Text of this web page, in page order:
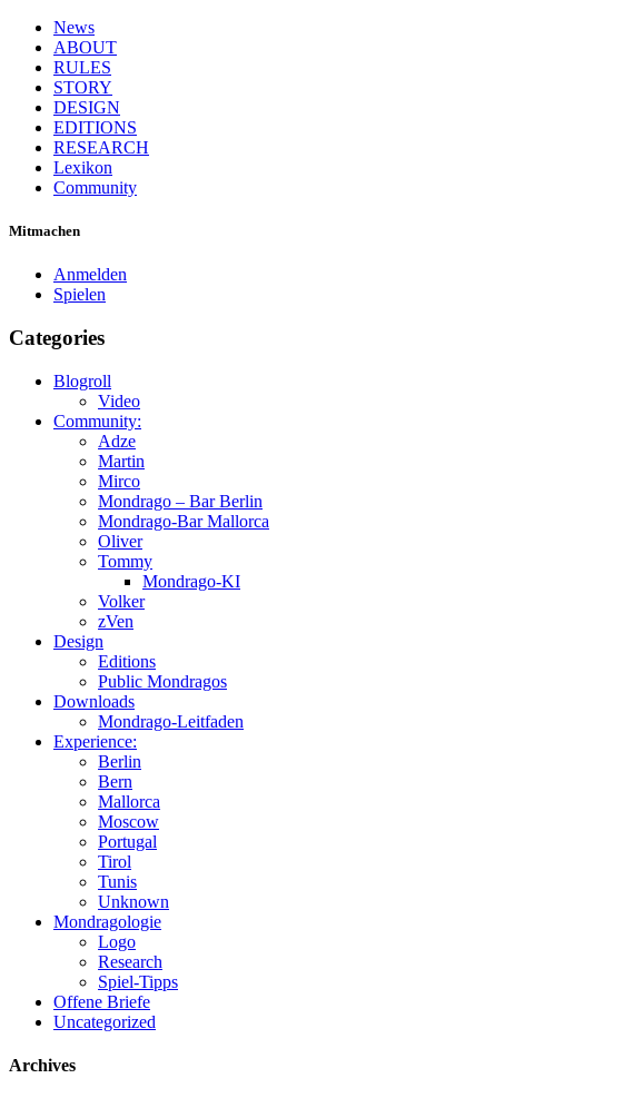
News
ABOUT
RULES
STORY
DESIGN
EDITIONS
RESEARCH
Lexikon
Community
Mitmachen
Anmelden
Spielen
Categories
Blogroll
Video
Community:
Adze
Martin
Mirco
Mondrago – Bar Berlin
Mondrago-Bar Mallorca
Oliver
Tommy
Mondrago-KI
Volker
zVen
Design
Editions
Public Mondragos
Downloads
Mondrago-Leitfaden
Experience:
Berlin
Bern
Mallorca
Moscow
Portugal
Tirol
Tunis
Unknown
Mondragologie
Logo
Research
Spiel-Tipps
Offene Briefe
Uncategorized
Archives